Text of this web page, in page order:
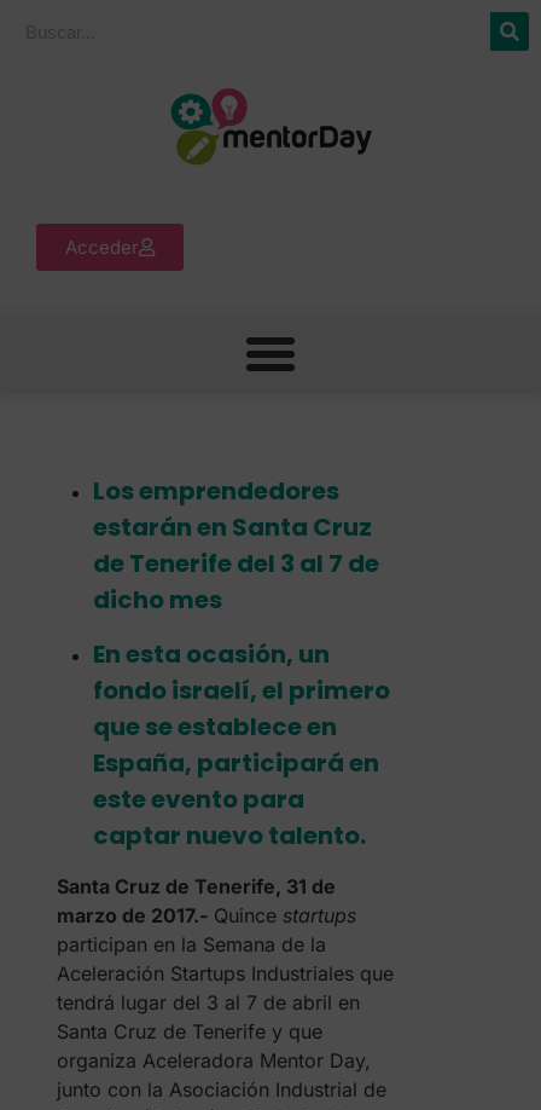
Acceder
Los emprendedores
estarán en Santa Cruz
de Tenerife del 3 al 7 de
dicho mes
En esta ocasión, un
fondo israelí, el primero
que se establece en
España, participará en
este evento para
captar nuevo talento.
Santa Cruz de Tenerife, 31 de
marzo de 2017.-Quince startups
participan en la Semana de la
Aceleración Startups Industriales que
tendrá lugar del 3 al 7 de abril en
Santa Cruz de Tenerife y que
organiza Aceleradora Mentor Day,
junto con la Asociación Industrial de